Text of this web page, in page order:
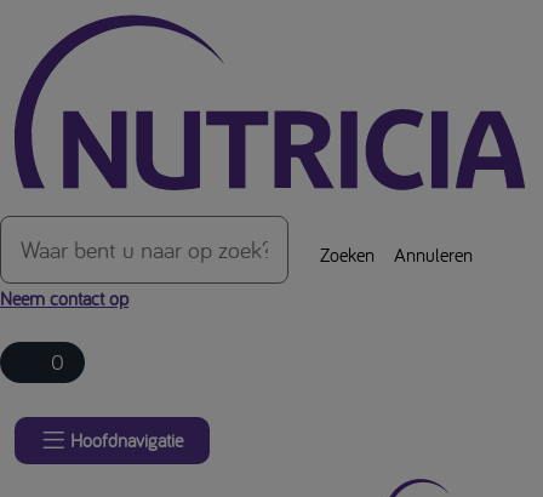
Over de inhoud van de pagina
Zoeken
Annuleren
Neem contact op
0
Hoofdnavigatie